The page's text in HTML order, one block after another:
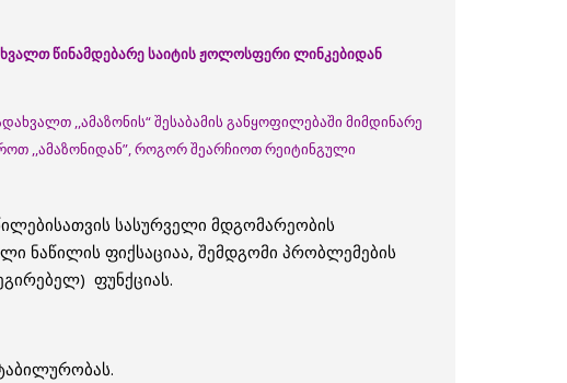
ხვალთწინამდებარესაიტისჟოლოსფერილინკებიდან
,,ამაზონის“ შესაბამის განყოფილებაში მიმდინარე
,,ამაზონიდან”, როგორ შეარჩიოთ რეიტინგული
სასურველი მდგომარეობის
ნაწილის ფიქსაციაა, შემდგომი პრობლემების
ფუნქციას.